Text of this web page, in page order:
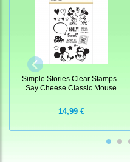
Simple Stories Clear Stamps -
Say Cheese Classic Mouse
14,99 €